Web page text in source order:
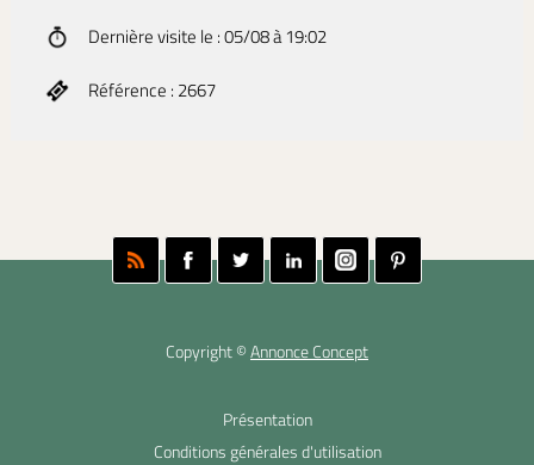
Dernière visite le : 05/08 à 19:02
Référence : 2667
Copyright ©Annonce Concept
Présentation
Conditions générales d'utilisation